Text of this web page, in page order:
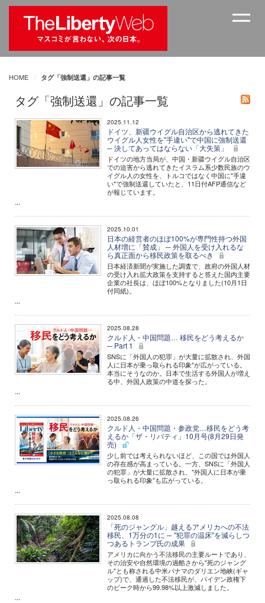
HOME タグ「強制送還」の記事一覧
タグ「強制送還」の記事一覧
2025.11.12
ドイツ、新疆ウイグル自治区から逃れてきた
ウイグル人女性を"手違い"で中国に強制送還
─ 決してあってはならない「大失策」
ドイツの地方当局が、中国・新疆ウイグル自治区
での迫害から逃れてきたイスラム系少数民族のウ
イグル人の女性を、トルコではなく中国に"手違
い"で強制送還していたと、11日付AFP通信など
が報じています。
...
2025.10.01
日本の経営者のほぼ100%が専門性持つ外国
人材増に「賛成」 ─ 外国人を受け入れるな
ら真正面から移民政策を取るべき
日本経済新聞が実施した調査で、政府の外国人材
の受け入れ拡大政策を支持すると答えた国内主要
企業の社長は、ほぼ100%となりました(10月1日
付同紙)。
...
2025.08.28
クルド人・中国問題… 移民をどう考えるか
─ Part 1
SNSに「外国人の犯罪」が大量に拡散され、外国
人に日本が乗っ取られる印象″が広がっている。
本当にそうなのか。日本で生活する外国人が増え
る中、外国人政策の中道を探った。
...
2025.08.26
クルド人・中国問題・参政党…移民をどう考
えるか「ザ・リバティ」10月号(8月29日発
売)
少し前では考えられないほど、この国では外国人
の存在感が高まっている。一方、SNSに「外国人
の犯罪」が大量に拡散され、"外国人に日本が乗
っ取られる印象"も広がっている。
...
2025.08.08
「死のジャングル」越えるアメリカへの不法
移民、1万分の1に ─ "犯罪の温床"を減らしつ
つあるトランプ氏の成果
アメリカに向かう不法移民の主要ルートであり、
その治安や自然環境の過酷さから"死のジャング
ル"とも称される中米パナマのダリエン地峡(ギャ
ップ)で、通過した不法移民が、バイデン政権下
のピーク時から99.98%以上激減しました。
...